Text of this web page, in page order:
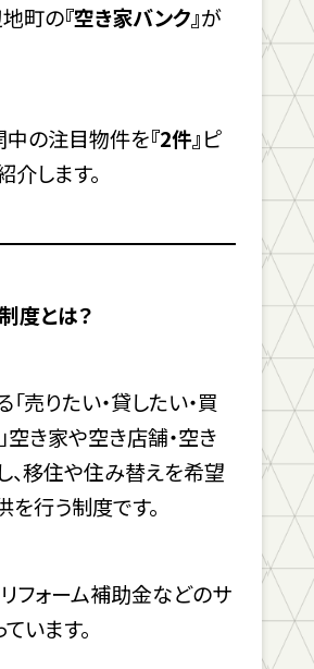
地町の『空き家バンク』が
中の注目物件を『2件』ピ
介します。
度とは？
売りたい・貸したい・買
空き家や空き店舗・空き
、移住や住み替えを希望
行う制度です。
フォーム補助金などのサ
います。